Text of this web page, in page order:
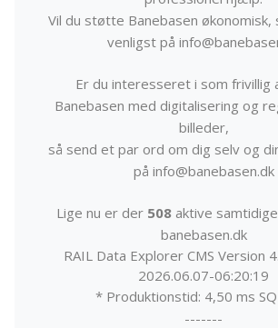
Vil du støtte Banebasen økonomisk,
venligst på
Er du interesseret i som frivillig
Banebasen med digitalisering og
billeder,
så send et par ord om dig selv og
på info@banebasen.dk
Lige nu er der 508aktive
banebasen.dk
RAIL Data Explorer CMS Version
2026.06.07-06:20:19
* Produktionstid: 4,50 ms
-------